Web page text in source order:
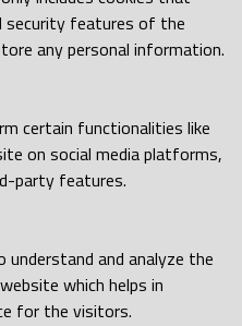
security features of the
any personal information.
certain functionalities like
on social media platforms,
party features.
understand and analyze the
which helps in
for the visitors.